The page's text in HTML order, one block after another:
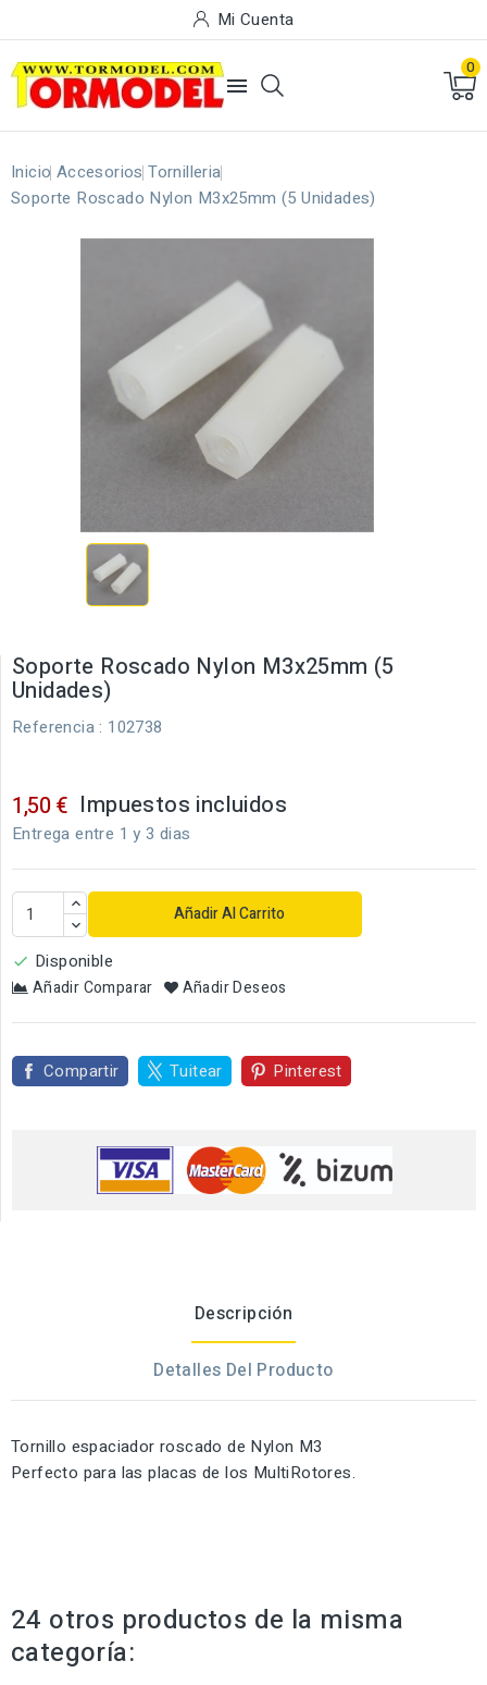
Mi Cuenta

0
Inicio Accesorios Tornilleria
Soporte Roscado Nylon M3x25mm (5 Unidades)
Soporte Roscado Nylon M3x25mm (5
Unidades)
Referencia : 102738
1,50 € Impuestos incluidos
Entrega entre 1 y 3 dias
Añadir Al Carrito
 Disponible
Añadir Comparar Añadir Deseos
Compartir Tuitear Pinterest
Descripción
Detalles Del Producto
Tornillo espaciador roscado de Nylon M3
Perfecto para las placas de los MultiRotores.
24 otros productos de la misma
categoría: